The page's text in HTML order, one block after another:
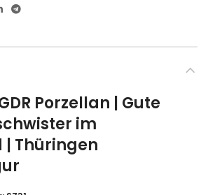
Porzellan | Gute
im
Thüringen